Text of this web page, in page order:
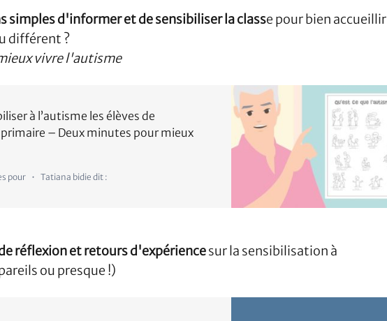
simples d'informer et de sensibiliser la classe pour bien accueillir
différent ?
vivre l'autisme
à l’autisme les élèves de
– Deux minutes pour mieux
pour Tatiana bidie dit :
réflexion et retours d'expériencesur la sensibilisation à
ou presque !)